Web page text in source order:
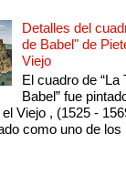
Detalles del
de Babel" de
Viejo
El cuadro de “La
Babel” fue
Viejo , (1525 -
como uno de los